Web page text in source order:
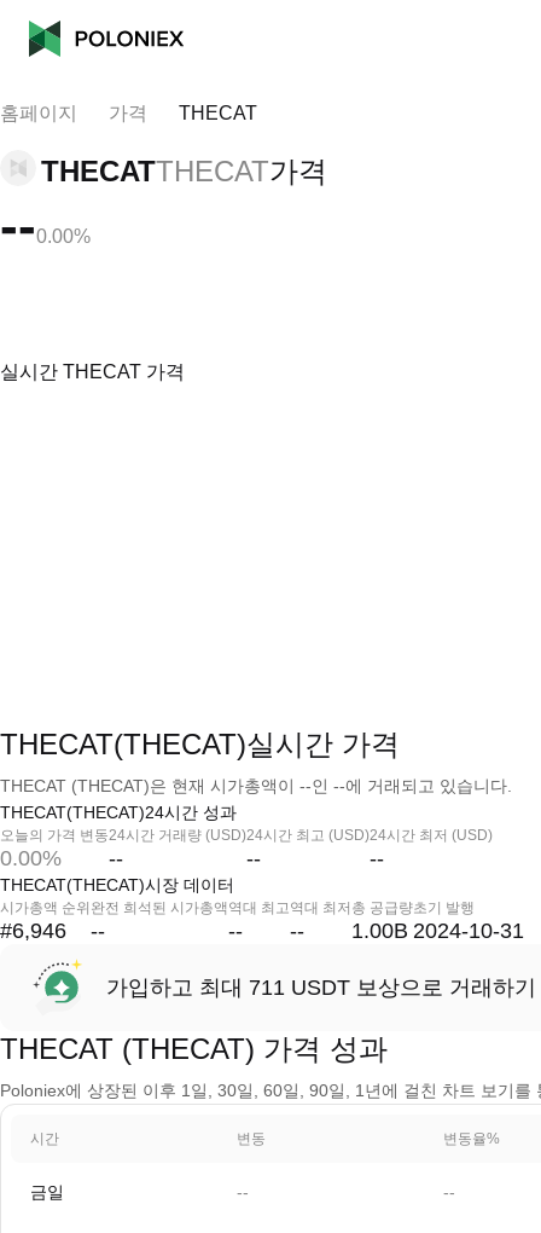
홈페이지 가격 THECAT
THECATTHECAT가격
--0.00%
실시간 THECAT 가격
THECAT(THECAT)실시간 가격
THECAT (THECAT)은 현재 시가총액이 --인 --에 거래되고 있습니다.
THECAT(THECAT)24시간 성과
오늘의 가격 변동
0.00%
24시간 거래량 (USD)
--
24시간 최고 (USD)
--
24시간 최저 (USD)
--
THECAT(THECAT)시장 데이터
시가총액 순위
#6,946
완전 희석된 시가총액
--
역대 최고
--
역대 최저
--
총 공급량
1.00B
초기 발행
2024-10-31
가입하고 최대 711 USDT 보상으로 거래하기
THECAT (THECAT) 가격 성과
Poloniex에 상장된 이후 1일, 30일, 60일, 90일, 1년에 걸친 차트 보기를
시간 변동 변동율%
금일 -- --